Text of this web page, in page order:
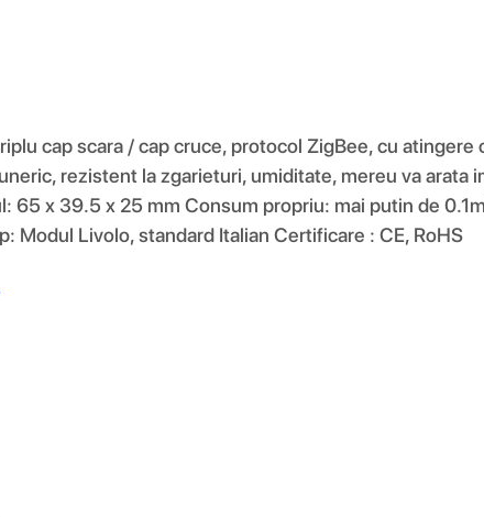
cap scara / cap cruce, protocol ZigBee, cu
rezistent la zgarieturi, umiditate, mereu va
65 x 39.5 x 25 mm Consum propriu: mai putin de
Modul Livolo, standard Italian Certificare : CE, RoHS